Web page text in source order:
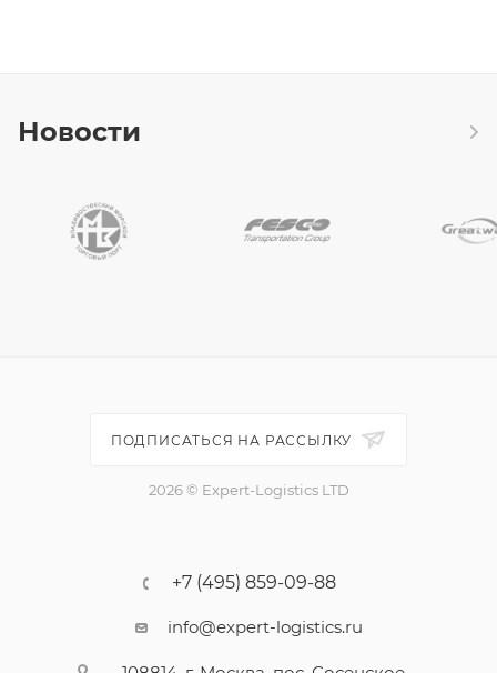
Новости
ПОДПИСАТЬСЯ НА РАССЫЛКУ
2026 © Expert-Logistics LTD
+7 (495) 859-09-88
info@expert-logistics.ru